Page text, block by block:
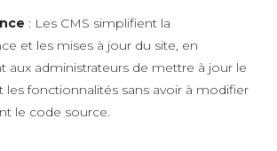
: Les CMS simplifient la
et les mises à jour du site, en
aux administrateurs de mettre à jour le
les fonctionnalités sans avoir à modifier
le code source.